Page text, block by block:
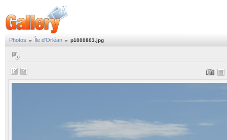
Photos » Île d'Orléan » p1000803.jpg